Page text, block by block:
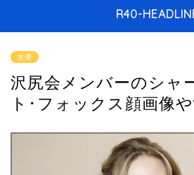
R40-
女優
沢尻会メンバーのシャ
ト･フォックス顔画像